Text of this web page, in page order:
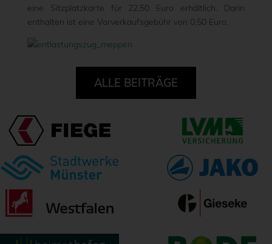
eine Sitzplatzkarte für 22,50 Euro erhältlich. Darin
enthalten ist eine Vorverkaufsgebühr von 0,50 Euro.
ALLE BEITRÄGE